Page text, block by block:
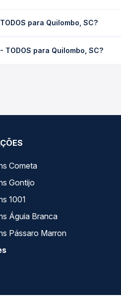
os horários disponíveis
para Quilombo, SC?
compara os preços de todas
para Quilombo, SC?
Cometa
Gontijo
1001
Águia Branca
Pássaro Marron